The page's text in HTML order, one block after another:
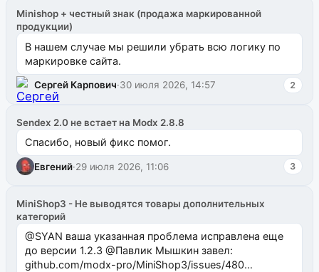
Minishop + честный знак (продажа маркированной
продукции)
В нашем случае мы решили убрать всю логику по
маркировке сайта.
Сергей Карпович·30 июля 2026, 14:57 2
Sendex 2.0 не встает на Modx 2.8.8
Спасибо, новый фикс помог.
Евгений·29 июля 2026, 11:06 3
MiniShop3 - Не выводятся товары дополнительных
категорий
@SYAN ваша указанная проблема исправлена еще
до версии 1.2.3 @Павлик Мышкин завел:
github.com/modx-pro/MiniShop3/issues/480